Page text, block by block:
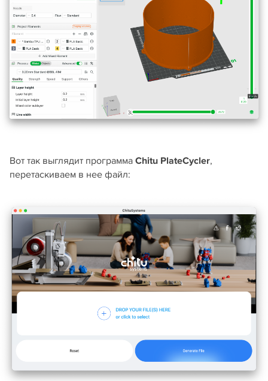
Вот так выглядит программа Chitu PlateCycler,
перетаскиваем в нее файл: